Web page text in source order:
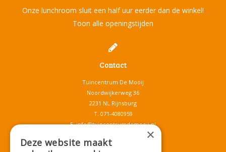
Onze lunchroom sluit een half uur eerder dan de winkel!
Toon alle openingstijden
Contact
Tuincentrum De Mooij
Noordwijkerweg 36
2231 NL Rijnsburg
T. 071-4080959
E.info@tuincentrumdemooij.nl
×
Deze website maakt